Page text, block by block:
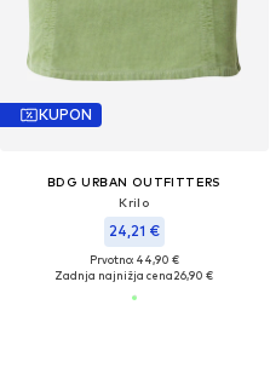
KUPON
BDG URBAN OUTFITTERS
Krilo
24,21 €
Prvotno: 44,90 €
Zadnja najnižja cena26,90 €